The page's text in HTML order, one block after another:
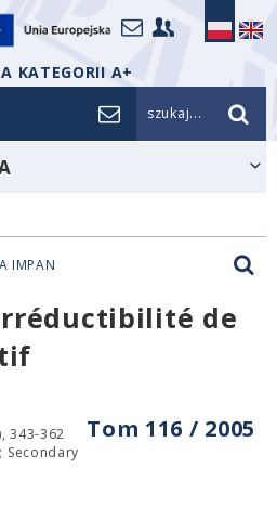
KATEGORII A+
szukaj...
IMPAN
de
Tom 116 / 2005
343-362
Secondary